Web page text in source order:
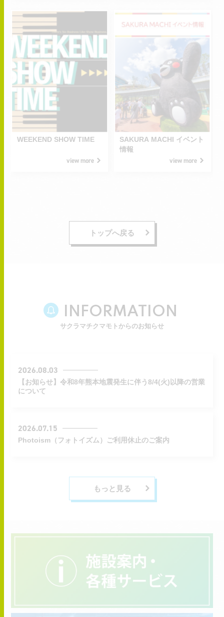
2026.08.08
-2026.08.30
WEEKEND SHOW TIME
view more
2026.08.01 SAT
2026.09.30 WED
SAKURA MACHI イベント
情報
view more
トップへ戻る
INFORMATION
サクラマチクマモトからのお知らせ
2026.08.03
【お知らせ】令和8年熊本地震発生に伴う8/4(火)以降の営業
について
2026.07.15
Photoism（フォトイズム）ご利用休止のご案内
もっと見る